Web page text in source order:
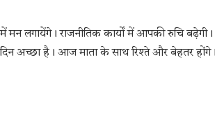
लगायेंगे। राजनीतिक कार्यों में आपकी रुचि बढ़ेगी।
अच्छा है। आज माता के साथ रिश्ते और बेहतर